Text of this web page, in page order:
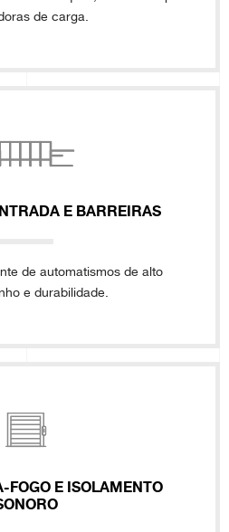
de carga.
E BARREIRAS
de automatismos de alto
e durabilidade.
FOGO E ISOLAMENTO